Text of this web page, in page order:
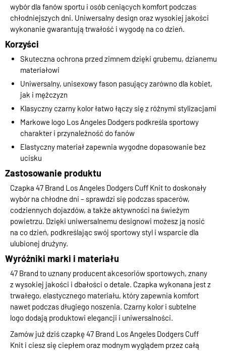
wybór dla fanów sportu i osób ceniących komfort podczas
chłodniejszych dni. Uniwersalny design oraz wysokiej jakości
wykonanie gwarantują trwałość i wygodę na co dzień.
Korzyści
Skuteczna ochrona przed zimnem dzięki grubemu, dzianemu
materiałowi
Uniwersalny, unisexowy fason pasujący zarówno dla kobiet,
jak i mężczyzn
Klasyczny czarny kolor łatwo łączy się z różnymi stylizacjami
Markowe logo Los Angeles Dodgers podkreśla sportowy
charakter i przynależność do fanów
Elastyczny materiał zapewnia wygodne dopasowanie bez
ucisku
Zastosowanie produktu
Czapka 47 Brand Los Angeles Dodgers Cuff Knit to doskonały
wybór na chłodne dni – sprawdzi się podczas spacerów,
codziennych dojazdów, a także aktywności na świeżym
powietrzu. Dzięki uniwersalnemu designowi możesz ją nosić
na co dzień, podkreślając swój sportowy styl i wsparcie dla
ulubionej drużyny.
Wyróżniki marki i materiału
47 Brand to uznany producent akcesoriów sportowych, znany
z wysokiej jakości i dbałości o detale. Czapka wykonana jest z
trwałego, elastycznego materiału, który zapewnia komfort
nawet podczas długiego noszenia. Czarny kolor i subtelne
logo dodają produktowi elegancji i uniwersalności.
Zamów już dziś czapkę 47 Brand Los Angeles Dodgers Cuff
Knit i ciesz się ciepłem oraz modnym wyglądem przez całą